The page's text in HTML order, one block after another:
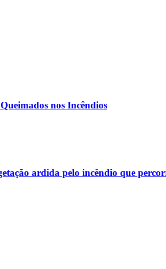
nos Incêndios
ardida pelo incêndio que